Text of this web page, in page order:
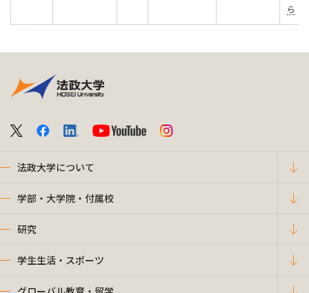
ら
法政大学について
学部・大学院・付属校
研究
学生生活・スポーツ